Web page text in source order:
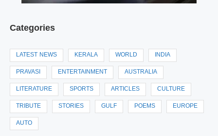
Categories
LATEST NEWS KERALA WORLD INDIA
PRAVASI ENTERTAINMENT AUSTRALIA
LITERATURE SPORTS ARTICLES CULTURE
TRIBUTE STORIES GULF POEMS EUROPE
AUTO